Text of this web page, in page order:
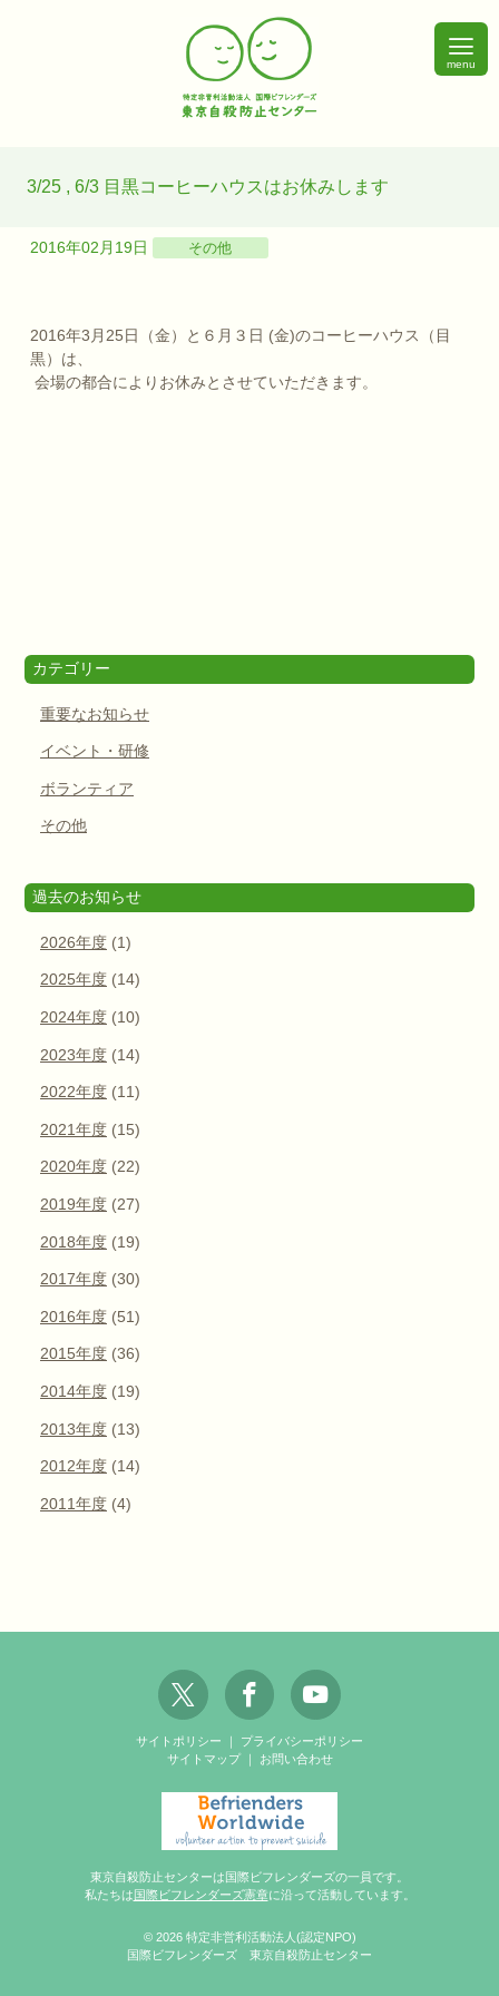
menu
3/25 , 6/3 目黒コーヒーハウスはお休みします
2016年02月19日 その他
2016年3月25日（金）と６月３日 (金)のコーヒーハウス（目
黒）は、
会場の都合によりお休みとさせていただきます。
カテゴリー
重要なお知らせ
イベント・研修
ボランティア
その他
過去のお知らせ
2026年度 (1)
2025年度 (14)
2024年度 (10)
2023年度 (14)
2022年度 (11)
2021年度 (15)
2020年度 (22)
2019年度 (27)
2018年度 (19)
2017年度 (30)
2016年度 (51)
2015年度 (36)
2014年度 (19)
2013年度 (13)
2012年度 (14)
2011年度 (4)
サイトポリシー ｜ プライバシーポリシー
サイトマップ｜ お問い合わせ
東京自殺防止センターは国際ビフレンダーズの一員です。
私たちは 国際ビフレンダーズ憲章に沿って活動しています。
© 2026 特定非営利活動法人(認定NPO)
国際ビフレンダーズ 東京自殺防止センター